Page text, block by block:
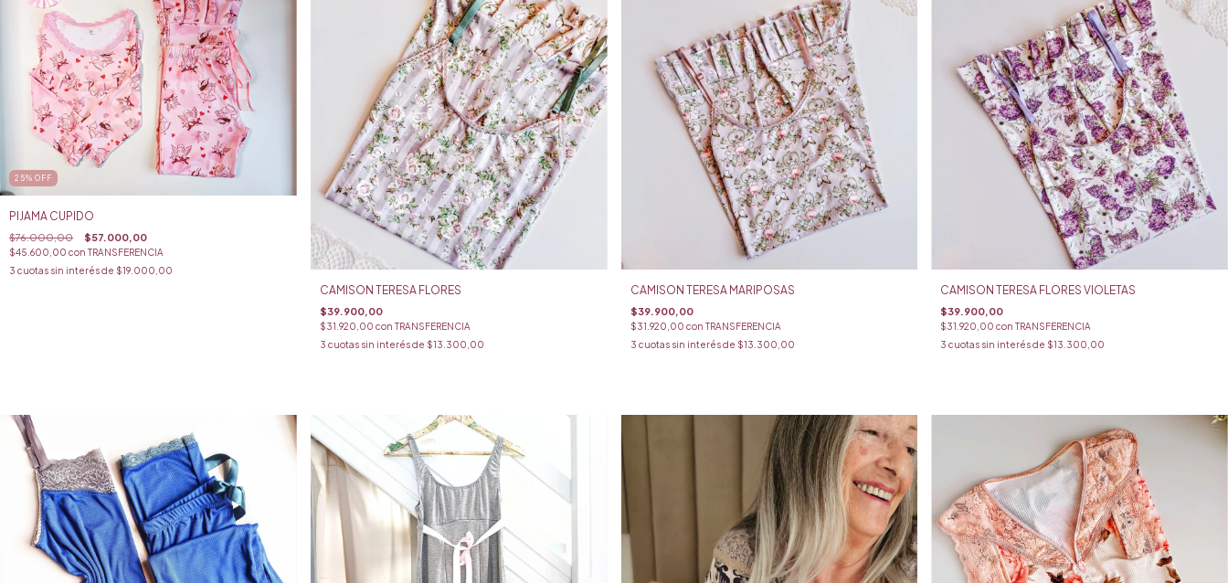
25% OFF
PIJAMA CUPIDO
$76.000,00 $57.000,00
$45.600,00 con TRANSFERENCIA
3 cuotas sin interés de $19.000,00
CAMISON TERESA FLORES
$39.900,00
$31.920,00 con TRANSFERENCIA
3 cuotas sin interés de $13.300,00
CAMISON TERESA MARIPOSAS
$39.900,00
$31.920,00 con TRANSFERENCIA
3 cuotas sin interés de $13.300,00
CAMISON TERESA FLORES VIOLETAS
$39.900,00
$31.920,00con TRANSFERENCIA
3 cuotas sin interés de $13.300,00